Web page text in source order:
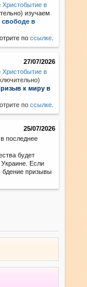
Христобытие в
изучаем
в
поссылке
27/07/2026
Христобытие в
к миру в
поссылке
25/07/2026
в последнее
будет
Если
бдение призывы